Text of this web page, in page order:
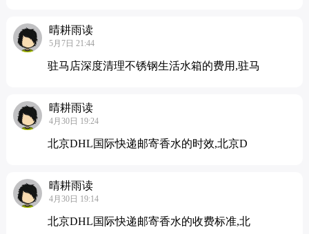
晴耕雨读
5月7日 21:44
驻马店深度清理不锈钢生活水箱的费用,驻马
晴耕雨读
4月30日 19:24
北京DHL国际快递邮寄香水的时效,北京D
晴耕雨读
4月30日 19:14
北京DHL国际快递邮寄香水的收费标准,北